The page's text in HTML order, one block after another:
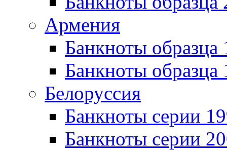
Армения
Банкноты образца
Банкноты образца
Белоруссия
Банкноты серии
Банкноты серии